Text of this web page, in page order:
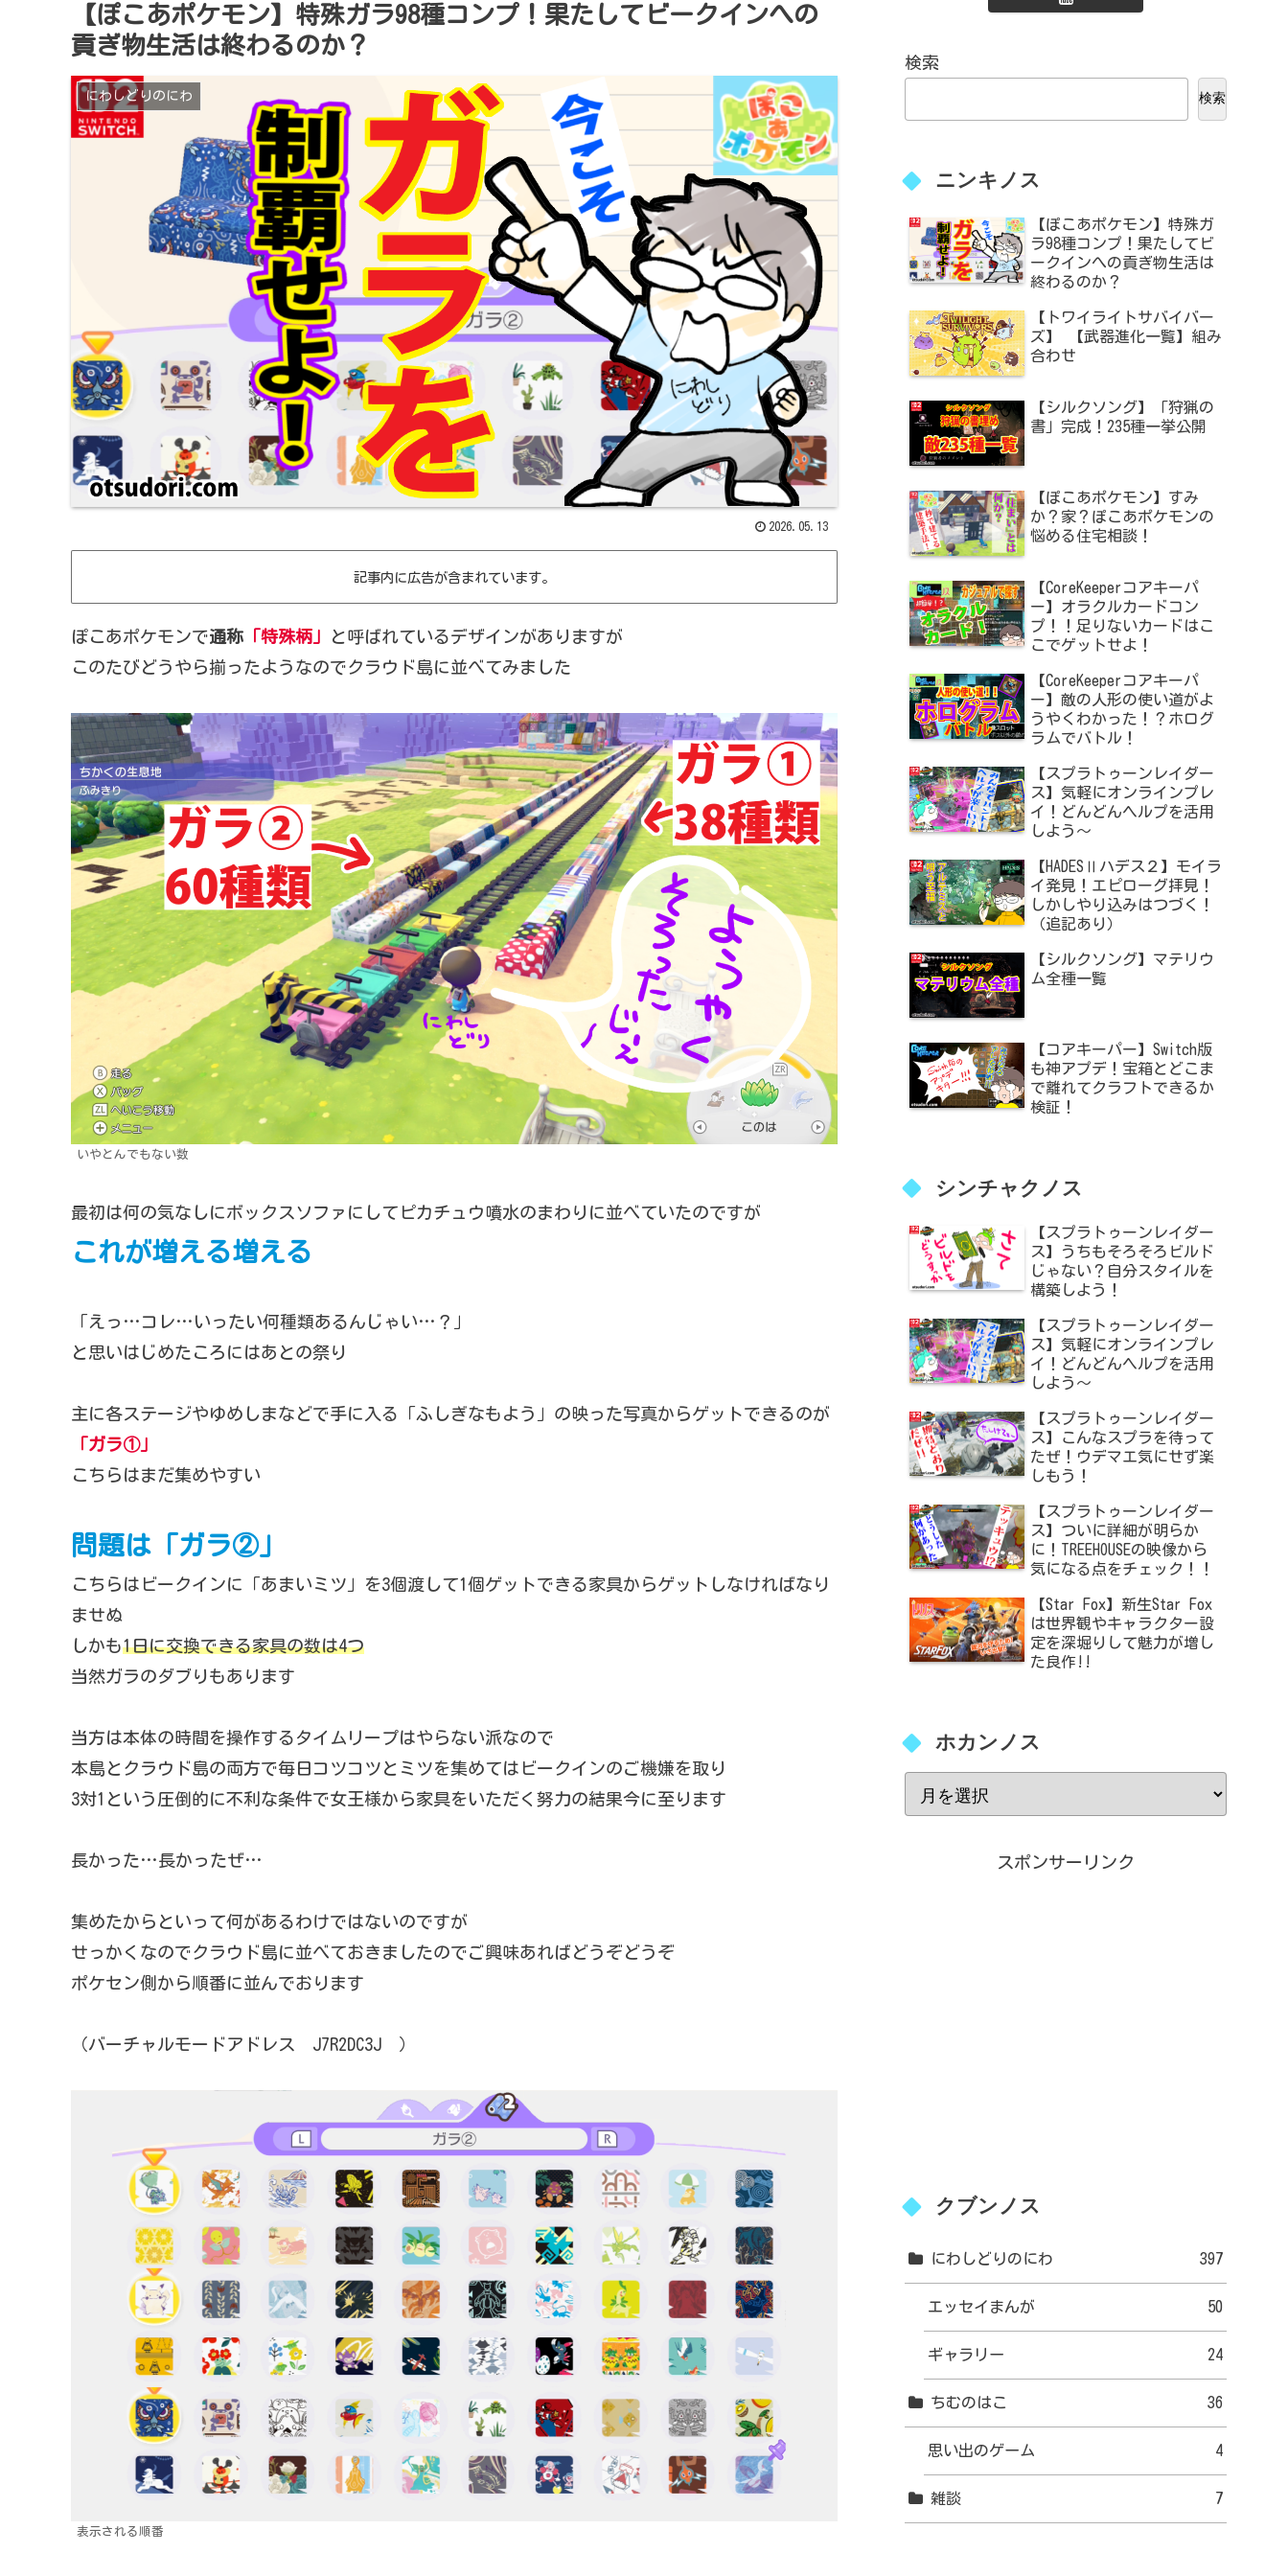
【ぽこあポケモン】特殊ガラ98種コンプ！果たしてビークインへの
貢ぎ物生活は終わるのか？
にわしどりのにわ
2026.05.13
記事内に広告が含まれています。
ぽこあポケモンで通称 「特殊柄」
と呼ばれているデザインがありますが
このたびどうやら揃ったようなのでクラウド島に並べてみました
いやとんでもない数
最初は何の気なしにボックスソファにしてピカチュウ噴水のまわりに並べていたのですが
これが増える増える
「えっ…コレ…いったい何種類あるんじゃい…？」
と思いはじめたころにはあとの祭り
主に各ステージやゆめしまなどで手に入る「ふしぎなもよう」の映った写真からゲットできるのが
「ガラ①」
こちらはまだ集めやすい
問題は「ガラ②」
こちらはビークインに「あまいミツ」を3個渡して1個ゲットできる家具からゲットしなければなり
ませぬ
しかも1日に交換できる家具の数は4つ
当然ガラのダブりもあります
当方は本体の時間を操作するタイムリープはやらない派なので
本島とクラウド島の両方で毎日コツコツとミツを集めてはビークインのご機嫌を取り
3対1という圧倒的に不利な条件で女王様から家具をいただく努力の結果今に至ります
長かった…長かったぜ…
集めたからといって何があるわけではないのですが
せっかくなのでクラウド島に並べておきましたのでご興味あればどうぞどうぞ
ポケセン側から順番に並んでおります
（バーチャルモードアドレス J7R2DC3J ）
表示される順番
検索
検索
ニンキノス
【ぽこあポケモン】特殊ガ
ラ98種コンプ！果たしてビ
ークインへの貢ぎ物生活は
終わるのか？
【トワイライトサバイバー
ズ】 【武器進化一覧】組み
合わせ
【シルクソング】「狩猟の
書」完成！235種一挙公開
【ぽこあポケモン】すみ
か？家？ぽこあポケモンの
悩める住宅相談！
【CoreKeeperコアキーパ
ー】オラクルカードコン
プ！！足りないカードはこ
こでゲットせよ！
【CoreKeeperコアキーパ
ー】敵の人形の使い道がよ
うやくわかった！？ホログ
ラムでバトル！
【スプラトゥーンレイダー
ス】気軽にオンラインプレ
イ！どんどんヘルプを活用
しよう～
【HADESⅡハデス２】モイラ
イ発見！エピローグ拝見！
しかしやり込みはつづく！
（追記あり）
【シルクソング】マテリウ
ム全種一覧
【コアキーパー】Switch版
も神アプデ！宝箱とどこま
で離れてクラフトできるか
検証！
シンチャクノス
【スプラトゥーンレイダー
ス】うちもそろそろビルド
じゃない？自分スタイルを
構築しよう！
【スプラトゥーンレイダー
ス】気軽にオンラインプレ
イ！どんどんヘルプを活用
しよう～
【スプラトゥーンレイダー
ス】こんなスプラを待って
たぜ！ウデマエ気にせず楽
しもう！
【スプラトゥーンレイダー
ス】ついに詳細が明らか
に！TREEHOUSEの映像から
気になる点をチェック！！
【Star Fox】新生Star Fox
は世界観やキャラクター設
定を深堀りして魅力が増し
た良作!!
ホカンノス
スポンサーリンク
クブンノス
にわしどりのにわ 397
エッセイまんが 50
ギャラリー 24
ちむのはこ 36
思い出のゲーム 4
雑談 7